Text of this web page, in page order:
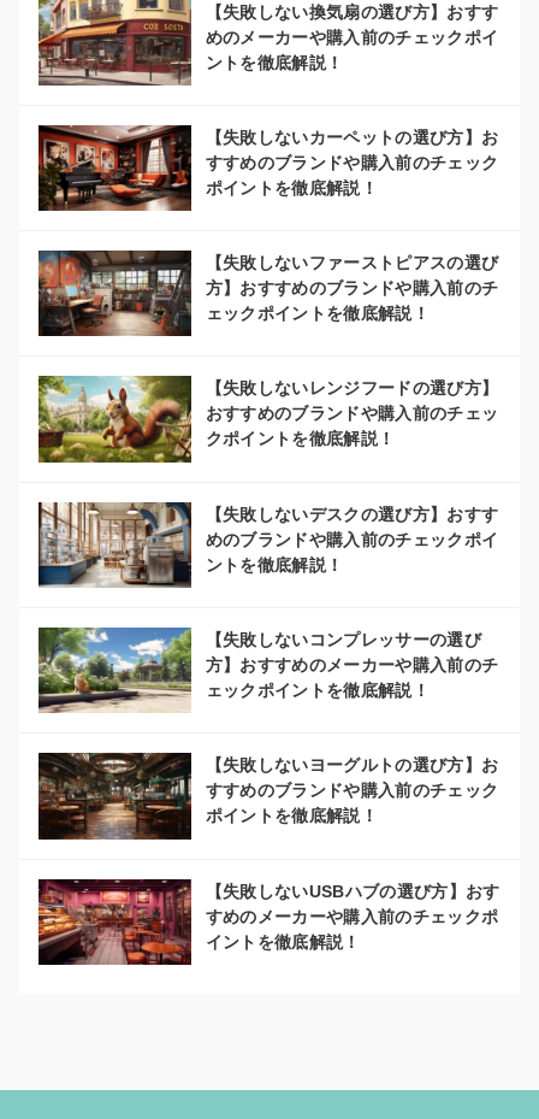
【失敗しない換気扇の選び方】おすす
めのメーカーや購入前のチェックポイ
ントを徹底解説！
【失敗しないカーペットの選び方】お
すすめのブランドや購入前のチェック
ポイントを徹底解説！
【失敗しないファーストピアスの選び
方】おすすめのブランドや購入前のチ
ェックポイントを徹底解説！
【失敗しないレンジフードの選び方】
おすすめのブランドや購入前のチェッ
クポイントを徹底解説！
【失敗しないデスクの選び方】おすす
めのブランドや購入前のチェックポイ
ントを徹底解説！
【失敗しないコンプレッサーの選び
方】おすすめのメーカーや購入前のチ
ェックポイントを徹底解説！
【失敗しないヨーグルトの選び方】お
すすめのブランドや購入前のチェック
ポイントを徹底解説！
【失敗しないUSBハブの選び方】おす
すめのメーカーや購入前のチェックポ
イントを徹底解説！